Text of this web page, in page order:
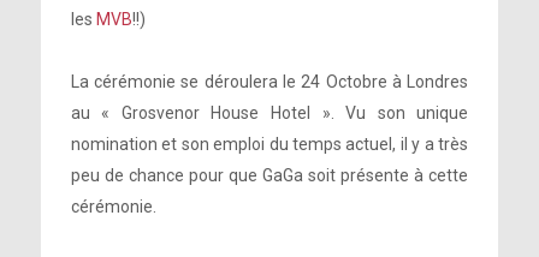
les MVB!!)
La cérémonie se déroulera le 24 Octobre à Londres
au « Grosvenor House Hotel ». Vu son unique
nomination et son emploi du temps actuel, il y a très
peu de chance pour que GaGa soit présente à cette
cérémonie.